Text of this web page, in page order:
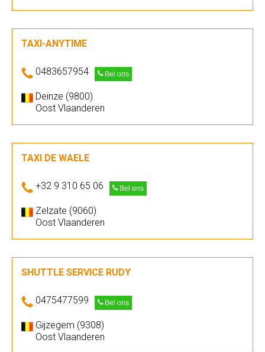
TAXI-ANYTIME
0483657954 Bel ons
Deinze (9800)
Oost Vlaanderen
TAXI DE WAELE
+32 9 310 65 06 Bel ons
Zelzate (9060)
Oost Vlaanderen
SHUTTLE SERVICE RUDY
0475477599 Bel ons
Gijzegem (9308)
Oost Vlaanderen